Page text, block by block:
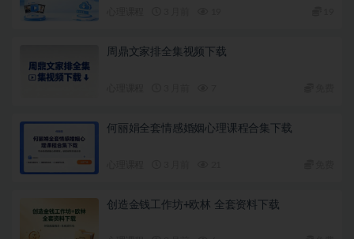
周鼎文家排全集视频下载
何丽娟全套情感婚姻心理课程合集下载
创造金钱工作坊+欧林 全套资料下载